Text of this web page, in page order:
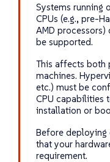
Systems running
CPUs (e.g., pre-
AMD processors)
be supported.
This affects both
machines.
etc.) must be
CPU capabilities
installation or
Before deploying
that your
requirement.